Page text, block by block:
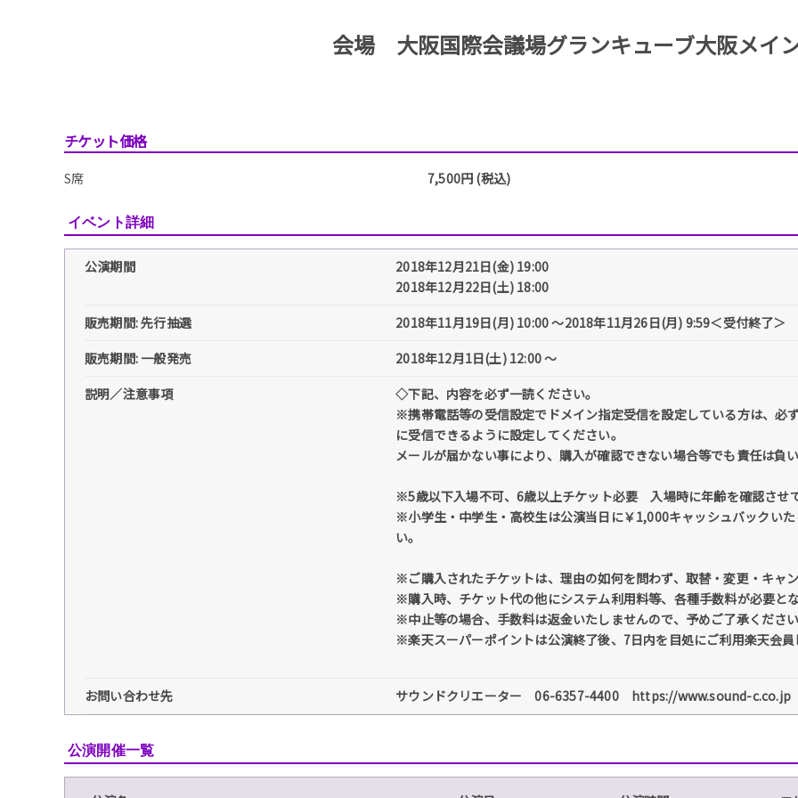
会場 大阪国際会議場グランキューブ大阪メイ
チケット価格
S席 7,500円 (税込)
イベント詳細
公演期間
2018年12月21日(金) 19:00
2018年12月22日(土) 18:00
販売期間: 先行抽選
2018年11月19日(月) 10:00 〜2018年11月26日(月) 9:59＜受付終了＞
販売期間: 一般発売
2018年12月1日(土) 12:00 〜
説明／注意事項
◇下記、内容を必ず一読ください。
※携帯電話等の受信設定でドメイン指定受信を設定している方は、
に受信できるように設定してください。
メールが届かない事により、購入が確認できない場合等でも責任は負
※5歳以下入場不可、6歳以上チケット必要 入場時に年齢を確認させ
※小学生・中学生・高校生は公演当日に￥1,000キャッシュバックい
い。
※ご購入されたチケットは、理由の如何を問わず、取替・変更・キャ
※購入時、チケット代の他にシステム利用料等、各種手数料が必要と
※中止等の場合、手数料は返金いたしませんので、予めご了承くださ
※楽天スーパーポイントは公演終了後、7日内を目処にご利用楽天会
お問い合わせ先 サウンドクリエーター 06-6357-4400 https://www.sound-c.co.jp
公演開催一覧